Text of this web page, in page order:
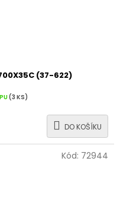
700X35C (37-622)
(3 KS)
DO KOŠÍKU
Kód: 72944